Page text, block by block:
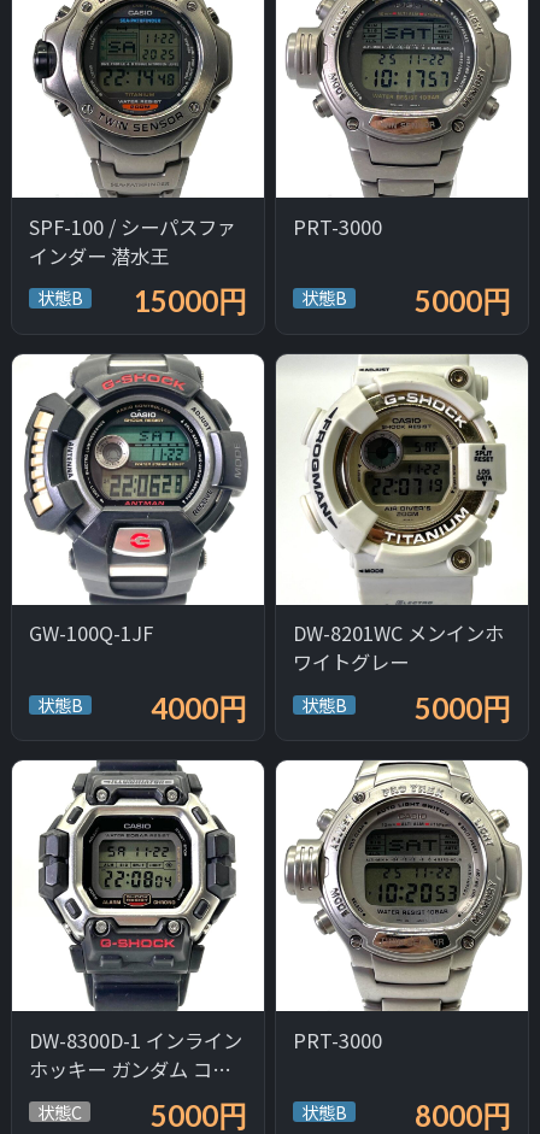
SPF-100 / シーパスファ
インダー 潜水王
状態B 15000円
PRT-3000
状態B 5000円
GW-100Q-1JF
状態B 4000円
DW-8201WC メンインホ
ワイトグレー
状態B 5000円
DW-8300D-1 インライン
ホッキー ガンダム コラ
ボ状態C 5000円
PRT-3000
状態B 8000円